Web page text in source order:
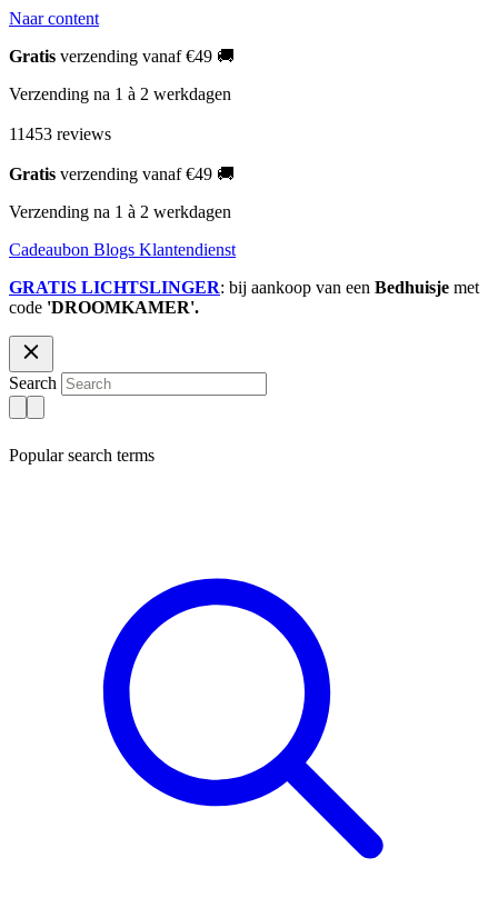
Naar content
Gratis verzending vanaf €49 🚚
Verzending na 1 à 2 werkdagen
11453 reviews
Gratis verzending vanaf €49 🚚
Verzending na 1 à 2 werkdagen
Cadeaubon Blogs Klantendienst
GRATIS LICHTSLINGER: bij aankoop van een Bedhuisje met
code 'DROOMKAMER'.
Search
Popular search terms